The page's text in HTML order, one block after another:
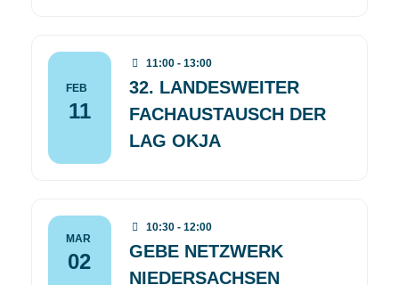
FEB
11
11:00 - 13:00
32. LANDESWEITER
FACHAUSTAUSCH DER
LAG OKJA
MAR
02
10:30 - 12:00
GEBE NETZWERK
NIEDERSACHSEN